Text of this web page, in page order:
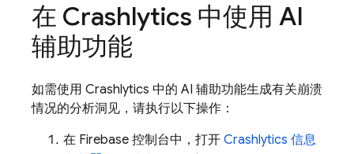
在 Crashlytics 中使用 AI
辅助功能
如需使用 Crashlytics 中的 AI 辅助功能生成有关崩溃
情况的分析洞见，请执行以下操作：
在 Firebase 控制台中，打开 Crashlytics 信息